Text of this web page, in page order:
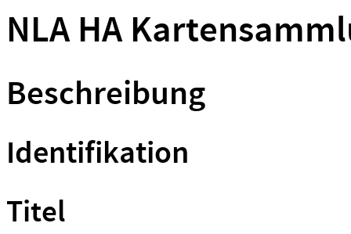
NLA HA
Beschreibung
Identifikation
Titel